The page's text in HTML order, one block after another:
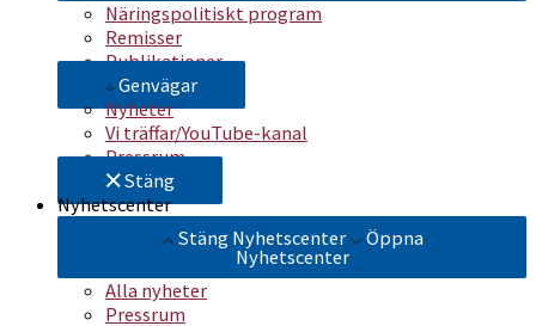
Näringspolitiskt program
Remisser
Publikationer
Genvägar
Nyheter
Vi träffar/YouTube-kanal
Pressrum
Stäng
Nyhetscenter
Stäng Nyhetscenter
Öppna
Nyhetscenter
Alla nyheter
Pressrum